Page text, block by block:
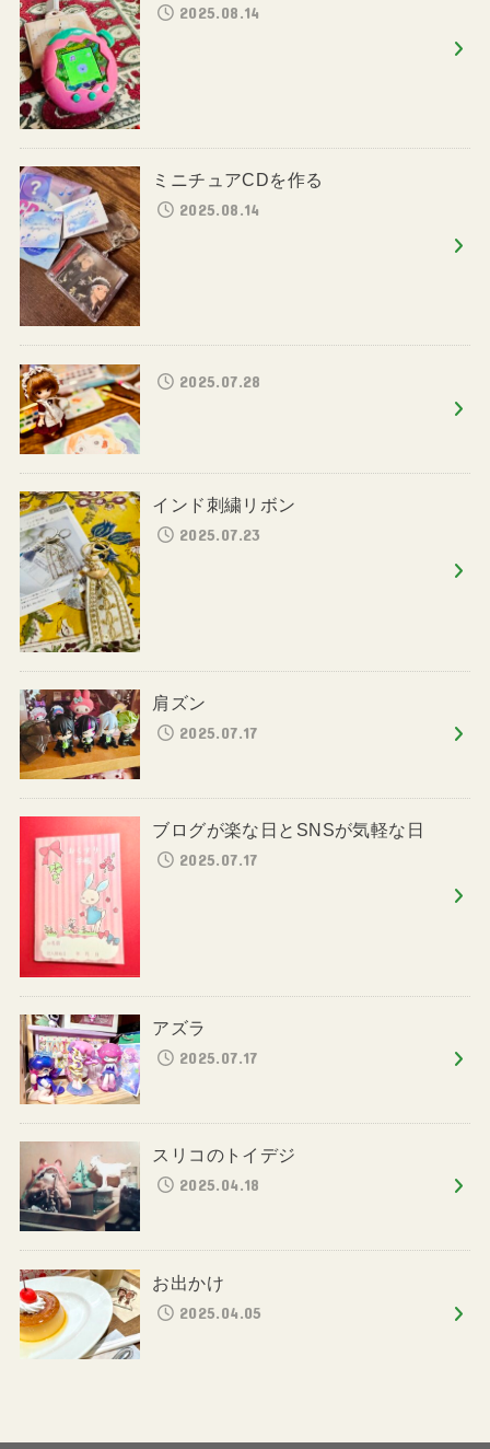
2025.08.14
ミニチュアCDを作る
2025.08.14
2025.07.28
インド刺繍リボン
2025.07.23
肩ズン
2025.07.17
ブログが楽な日とSNSが気軽な日
2025.07.17
アズラ
2025.07.17
スリコのトイデジ
2025.04.18
お出かけ
2025.04.05